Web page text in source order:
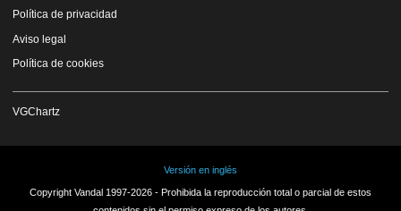
Política de privacidad
Aviso legal
Política de cookies
VGChartz
Versión en inglés
Copyright Vandal 1997-2026 - Prohibida la reproducción total o parcial de estos